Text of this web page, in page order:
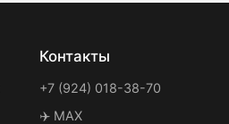
Контакты
+7 (924) 018-38-70
✈️ MAX